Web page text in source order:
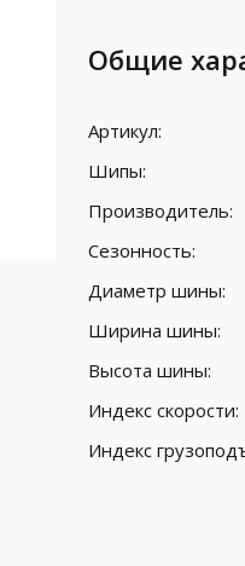
Общие
Артикул:
Шипы:
Производитель:
Сезонность:
Диаметр шины:
Ширина шины:
Высота шины:
Индекс скорости:
Индекс